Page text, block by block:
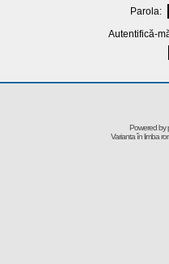
Parola:
Autentifică-
Powered by
Varianta în limba